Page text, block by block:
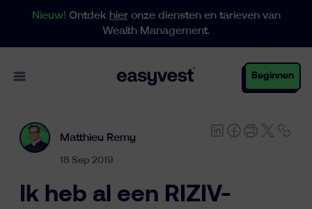
Nieuw! Ontdek hieronze diensten en tarieven van
Wealth Management.
Open main menu Beginnen
Particulieren
Business
Matthieu Remy
18 Sep 2019
Ik heb al een RIZIV-